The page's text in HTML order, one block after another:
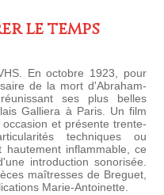
le temps
En octobre 1923, pour
de la mort d'Abraham-
ses plus belles
Galliera à Paris. Un film
et présente trente-
techniques ou
inflammable, ce
introduction sonorisée.
maîtresses de Breguet,
Marie-Antoinette.